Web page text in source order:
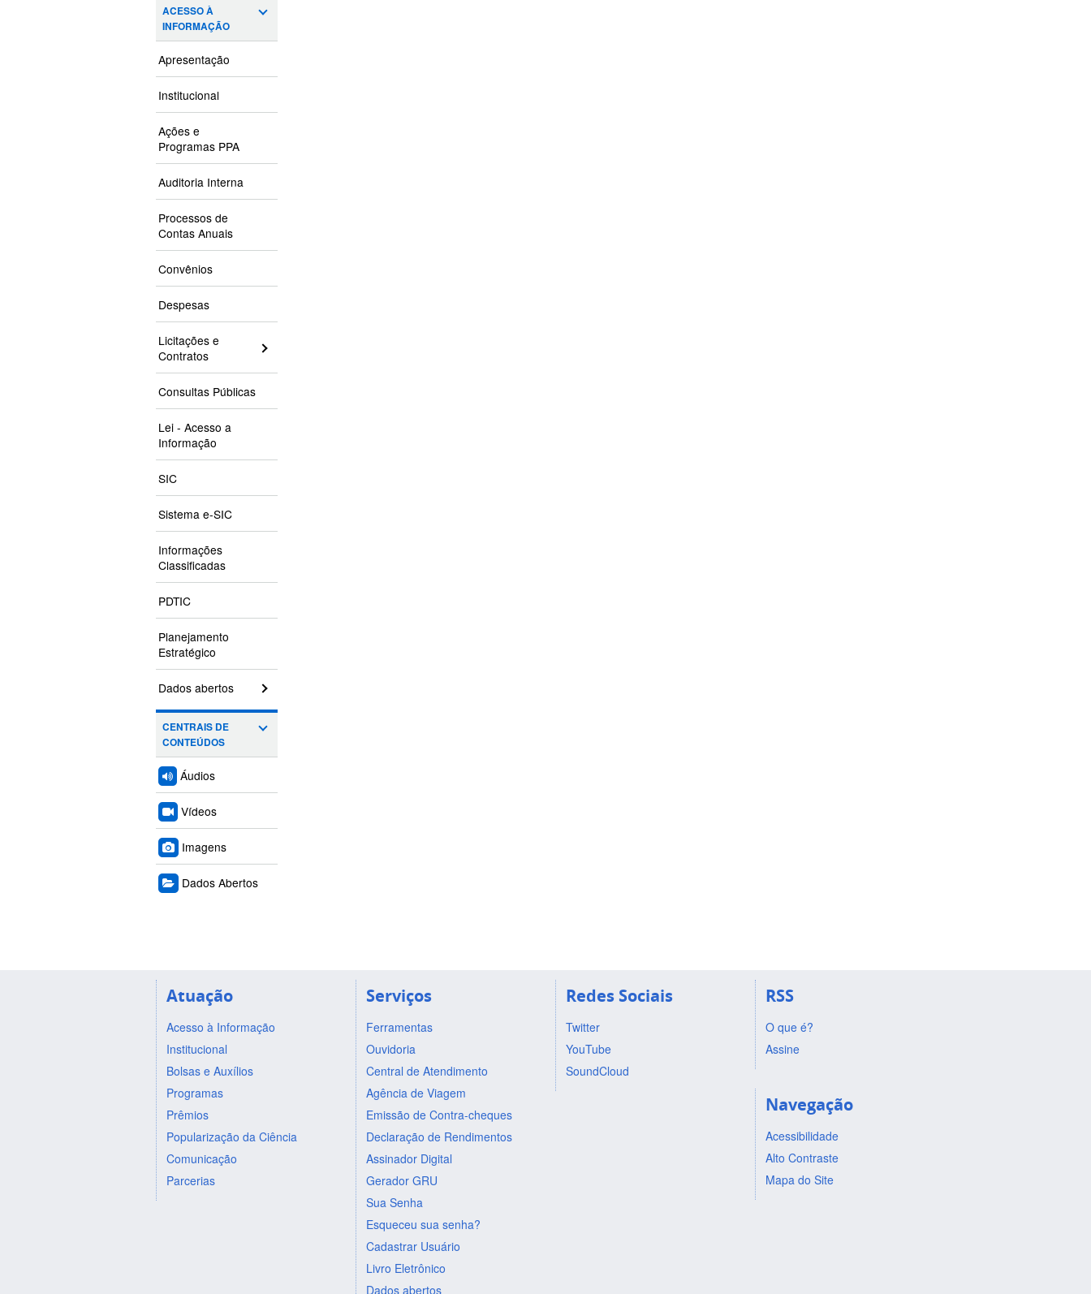
ACESSO À
INFORMAÇÃO
Apresentação
Institucional
Ações e
Programas PPA
Auditoria Interna
Processos de
Contas Anuais
Convênios
Despesas
Licitações e
Contratos
Consultas Públicas
Lei - Acesso a
Informação
SIC
Sistema e-SIC
Informações
Classificadas
PDTIC
Planejamento
Estratégico
Dados abertos
CENTRAIS DE
CONTEÚDOS
Áudios
Vídeos
Imagens
Dados Abertos
Atuação
Acesso à Informação
Institucional
Bolsas e Auxílios
Programas
Prêmios
Popularização da Ciência
Comunicação
Parcerias
Serviços
Ferramentas
Ouvidoria
Central de Atendimento
Agência de Viagem
Emissão de Contra-cheques
Declaração de Rendimentos
Assinador Digital
Gerador GRU
Sua Senha
Esqueceu sua senha?
Cadastrar Usuário
Livro Eletrônico
Dados abertos
Redes Sociais
Twitter
YouTube
SoundCloud
RSS
O que é?
Assine
Navegação
Acessibilidade
Alto Contraste
Mapa do Site